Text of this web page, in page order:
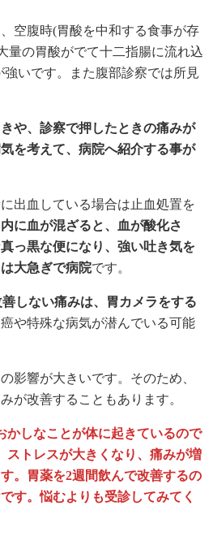
空腹時(胃酸を中和する食事が存
量の胃酸がでて十二指腸に流れ込
いです。また腹部診察では所見
や、診察で押したときの痛みが
を考えて、病院へ紹介する事が
出血している場合は止血処置を
に血が混ざると、血が酸化さ
っ黒な便になり、強い吐き気を
大急ぎで病院です。
しない痛みは、胃カメラをする
や特殊な病気が潜んでいる可能
影響が大きいです。そのため、
が改善することもあります。
かしなことが体に起きているので
ストレスが大きくなり、痛みが増
。胃薬を2週間飲んで改善するの
す。悩むよりも受診してみてく